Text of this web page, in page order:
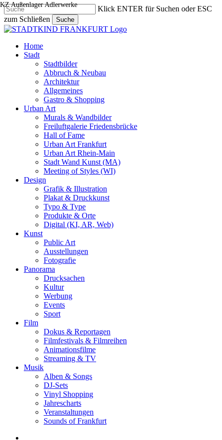
Skip
to
main
content
Klick ENTER für Suchen oder ESC
zum Schließen
Suche
Close
search
Menu
Home
Stadt
Stadtbilder
Abbruch & Neubau
Architektur
Allgemeines
Gastro & Shopping
Urban Art
Murals & Wandbilder
Freiluftgalerie Friedensbrücke
Hall of Fame
Urban Art Frankfurt
Urban Art Rhein-Main
Stadt Wand Kunst (MA)
Meeting of Styles (WI)
Design
Grafik & Illustration
Plakat & Druckkunst
Typo & Type
Produkte & Orte
Digital (KI, AR, Web)
Kunst
Public Art
Ausstellungen
Fotografie
Panorama
Drucksachen
Kultur
Werbung
Events
Sport
Film
Dokus & Reportagen
Filmfestivals & Filmreihen
Animationsfilme
Streaming & TV
Musik
Alben & Songs
DJ-Sets
Vinyl Shopping
Jahrescharts
Veranstaltungen
Sounds of Frankfurt
KZ Außenlager Adlerwerke